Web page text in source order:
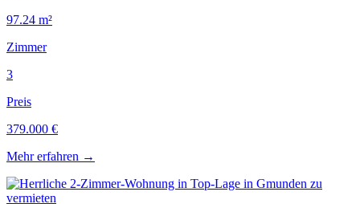
97.24 m²
Zimmer
3
Preis
379.000 €
Mehr erfahren →